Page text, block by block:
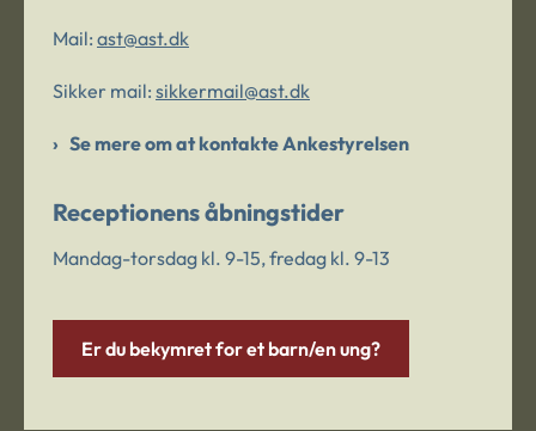
Mail: ast@ast.dk
Sikker mail: sikkermail@ast.dk
Se mere om at kontakte Ankestyrelsen
Receptionens åbningstider
Mandag-torsdag kl. 9-15, fredag kl. 9-13
Er du bekymret for et barn/en ung?